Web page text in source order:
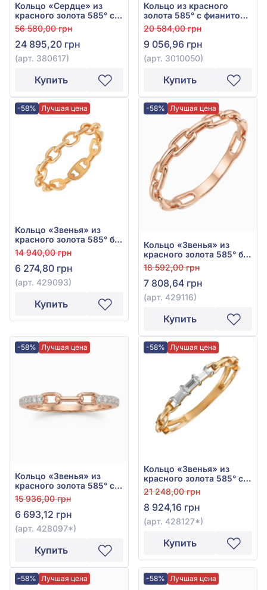
Кольцо «Сердце» из
красного золота 585° с
фианитом, арт. 380617
56 580,00 грн
24 895,20 грн
(арт. 380617)
Купить
Кольцо из красного
золота 585° с фианитом/
куб.цирконием, бирюзой
и эмалью, арт. 3010050
20 584,00 грн
9 056,96 грн
(арт. 3010050)
Купить
-58% Лучшая цена
Кольцо «Звенья» из
красного золота 585° без
вставки, арт. 429093
14 940,00 грн
6 274,80 грн
(арт. 429093)
Купить
-58% Лучшая цена
Кольцо «Звенья» из
красного золота 585° без
вставки, арт. 429116
18 592,00 грн
7 808,64 грн
(арт. 429116)
Купить
-58% Лучшая цена
Кольцо «Звенья» из
красного золота 585° с
фианитом, арт. 428097*
15 936,00 грн
6 693,12 грн
(арт. 428097*)
Купить
-58% Лучшая цена
Кольцо «Звенья» из
красного золота 585° с
фианитом, арт. 428127*
21 248,00 грн
8 924,16 грн
(арт. 428127*)
Купить
-58% Лучшая цена -58% Лучшая цена